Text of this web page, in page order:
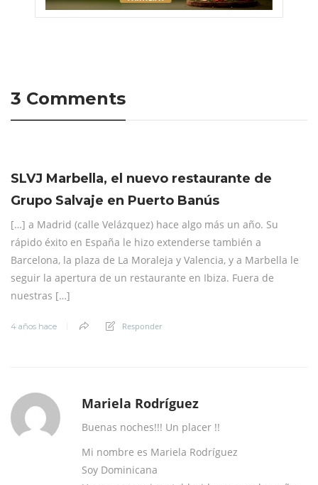
3 Comments
SLVJ Marbella, el nuevo restaurante de
Grupo Salvaje en Puerto Banús
[…] a Madrid (calle Velázquez) hace algo más un año. Su
rápido éxito en España le hizo extenderse también a
Barcelona, la plaza de La Moraleja y Valencia, y a Marbella le
seguir la apertura de un restaurante en Ibiza. Fuera de
nuestras […]
4 años hace Responder
Mariela Rodríguez
Buenas noches!!! Un placer !!
Mi nombre es Mariela Rodríguez
Soy Dominicana